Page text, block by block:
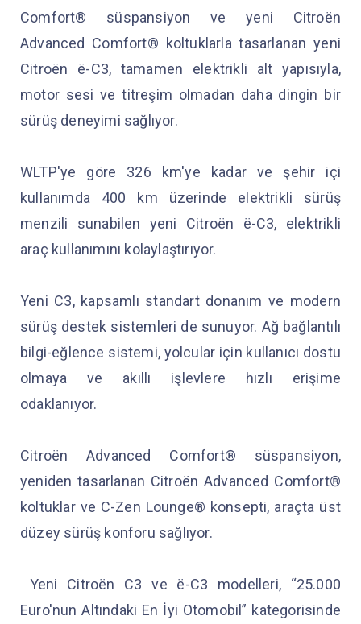
Comfort® süspansiyon ve yeni Citroën
Advanced Comfort® koltuklarla tasarlanan yeni
Citroën ë-C3, tamamen elektrikli alt yapısıyla,
motor sesi ve titreşim olmadan daha dingin bir
sürüş deneyimi sağlıyor.
WLTP'ye göre 326 km'ye kadar ve şehir içi
kullanımda 400 km üzerinde elektrikli sürüş
menzili sunabilen yeni Citroën ë-C3, elektrikli
araç kullanımını kolaylaştırıyor.
Yeni C3, kapsamlı standart donanım ve modern
sürüş destek sistemleri de sunuyor. Ağ bağlantılı
bilgi-eğlence sistemi, yolcular için kullanıcı dostu
olmaya ve akıllı işlevlere hızlı erişime
odaklanıyor.
Citroën Advanced Comfort® süspansiyon,
yeniden tasarlanan Citroën Advanced Comfort®
koltuklar ve C-Zen Lounge® konsepti, araçta üst
düzey sürüş konforu sağlıyor.
Yeni Citroën C3 ve ë-C3 modelleri, “25.000
Euro'nun Altındaki En İyi Otomobil” kategorisinde